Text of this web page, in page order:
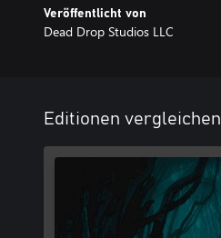
speichern.
Rucksack: Finden Sie
Veröffentlicht von
Dead Drop Studios LLC
Editionen vergleichen